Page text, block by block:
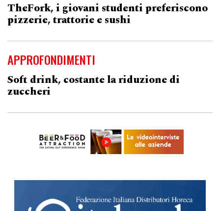
TheFork, i giovani studenti preferiscono
pizzerie, trattorie e sushi
APPROFONDIMENTI
Soft drink, costante la riduzione di
zuccheri